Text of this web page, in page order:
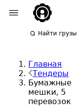
Найти грузы
Главная
Тендеры
Бумажные
мешки, 5
перевозок